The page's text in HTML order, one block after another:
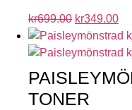
kr699.00 kr349.00
TONER